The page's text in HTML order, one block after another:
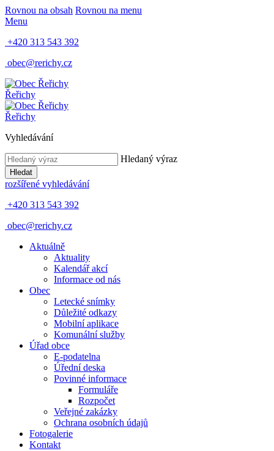
Rovnou na obsah Rovnou na menu
Menu
+420 313 543 392
obec@rerichy.cz
Řeřichy
Řeřichy
Vyhledávání
Hledaný výraz
Hledat
rozšířené vyhledávání
+420 313 543 392
obec@rerichy.cz
Aktuálně
Aktuality
Kalendář akcí
Informace od nás
Obec
Letecké snímky
Důležité odkazy
Mobilní aplikace
Komunální služby
Úřad obce
E-podatelna
Úřední deska
Povinné informace
Formuláře
Rozpočet
Veřejné zakázky
Ochrana osobních údajů
Fotogalerie
Kontakt